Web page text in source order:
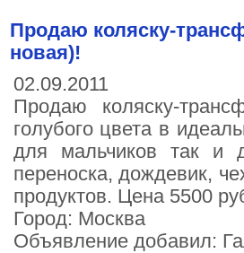
Продаю коляску-
новая)!
02.09.2011
Продаю коляску-
голубого цвета в
для мальчиков так и
переноска, дождевик,
продуктов. Цена 5500
Город: Москва
Объявление добавил: